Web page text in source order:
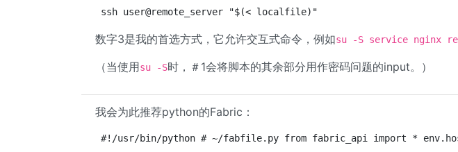
ssh user@remote_server "$(< localfile)"
数字3是我的首选方式，它允许交互式命令，例如su -S service nginx
（当使用su -S时，＃1会将脚本的其余部分用作密码问题的input。）
我会为此推荐python的Fabric：
#!/usr/bin/python # ~/fabfile.py from fabric_api import *